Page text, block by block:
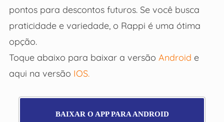
pontos para descontos futuros. Se você busca
praticidade e variedade, o Rappi é uma ótima
opção.
Toque abaixo para baixar a versão Android e
aqui na versão IOS.
BAIXAR O APP PARA ANDROID